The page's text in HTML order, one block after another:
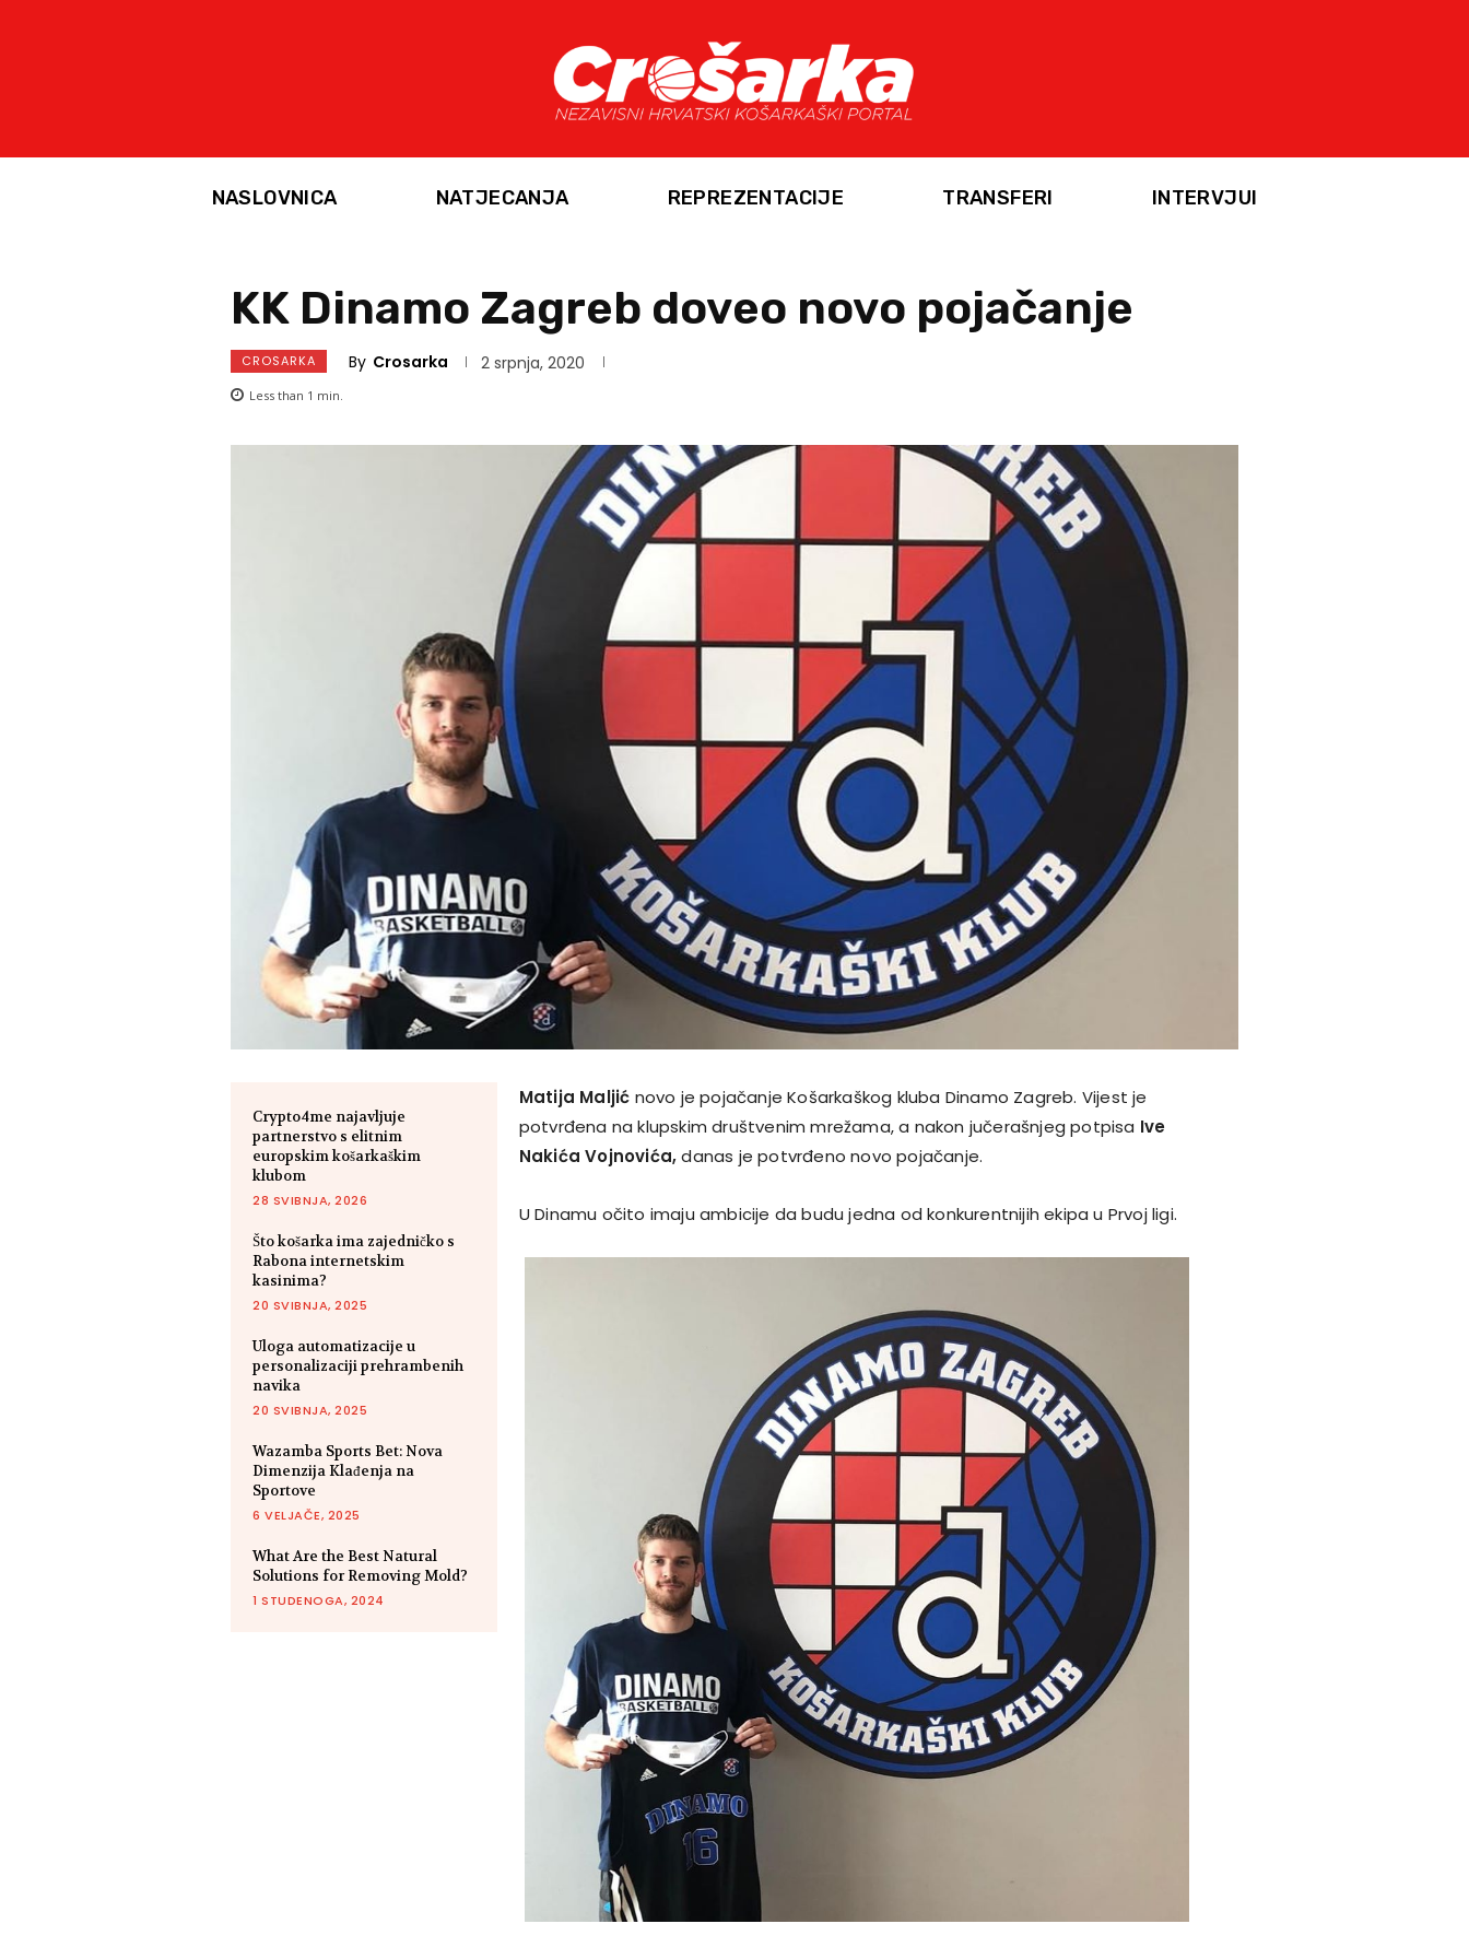
NASLOVNICA NATJECANJA REPREZENTACIJE TRANSFERI INTERVJUI
KK Dinamo Zagreb doveo novo pojačanje
CROSARKA By Crosarka 2 srpnja, 2020
Less than 1 min.
Crypto4me najavljuje
partnerstvo s elitnim
europskim košarkaškim
klubom
28 SVIBNJA, 2026
Što košarka ima zajedničko s
Rabona internetskim
kasinima?
20 SVIBNJA, 2025
Uloga automatizacije u
personalizaciji prehrambenih
navika
20 SVIBNJA, 2025
Wazamba Sports Bet: Nova
Dimenzija Klađenja na
Sportove
6 VELJAČE, 2025
What Are the Best Natural
Solutions for Removing Mold?
1 STUDENOGA, 2024
Matija Maljić novo je pojačanje Košarkaškog kluba Dinamo Zagreb. Vijest je
potvrđena na klupskim društvenim mrežama, a nakon jučerašnjeg potpisa Ive
Nakića Vojnovića,danas je potvrđeno novo pojačanje.
U Dinamu očito imaju ambicije da budu jedna od konkurentnijih ekipa u Prvoj ligi.